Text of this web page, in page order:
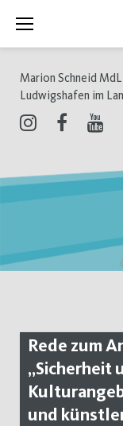
Inhalt
Marion Schneid
Ludwigshafen im
Rede zum
„Sicherheit
und